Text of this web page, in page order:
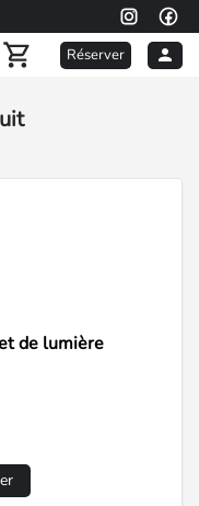
Réserver
de lumière